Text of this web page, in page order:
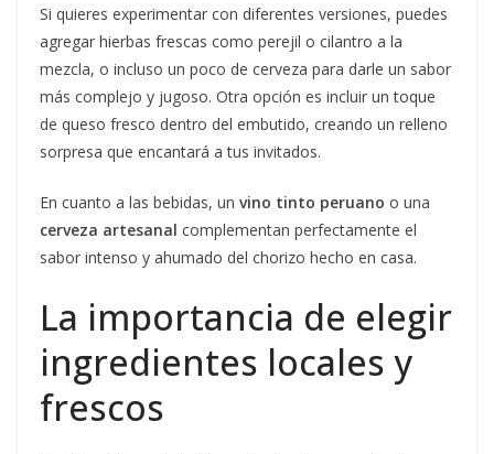
Si quieres experimentar con diferentes versiones, puedes
agregar hierbas frescas como perejil o cilantro a la
mezcla, o incluso un poco de cerveza para darle un sabor
más complejo y jugoso. Otra opción es incluir un toque
de queso fresco dentro del embutido, creando un relleno
sorpresa que encantará a tus invitados.
En cuanto a las bebidas, un vino tinto peruano o una
cerveza artesanal complementan perfectamente el
sabor intenso y ahumado del chorizo hecho en casa.
La importancia de elegir
ingredientes locales y
frescos